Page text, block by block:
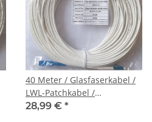
40 Meter / Glasfaserkabel /
LWL-Patchkabel /
Singlemode / G657.A2
28,99 € *